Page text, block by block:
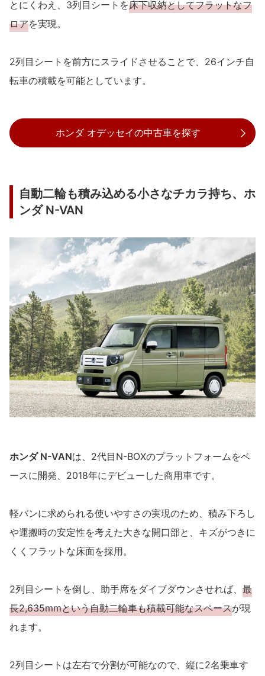
とにくわえ、3列目シートを床下収納としてフラットなフ
ロアを実現。
2列目シートを前方にスライドさせることで、26インチ自
転車の積載を可能としています。
ホンダ オデッセイの中古車を探す
自動二輪も積み込める小さなチカラ持ち、ホ
ンダ N-VAN
ホンダ N-VANは、2代目N-BOXのプラットフォームをベ
ースに開発、2018年にデビューした商用車です。
軽バンに求められる使いやすさの実現のため、積み下ろし
や運搬時の安定性を考えた大きな開口部と、キズがつきに
くくフラットな床面を採用。
2列目シートを倒し、助手席をダイブダウンさせれば、 最
長2,635mmという自動二輪車も積載可能なスペースが現
れます。
2列目シートは左右で分割が可能なので、縦に2名乗車す